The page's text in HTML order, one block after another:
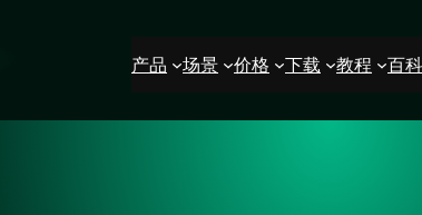
产品 场景 价格 下载 教程 百科